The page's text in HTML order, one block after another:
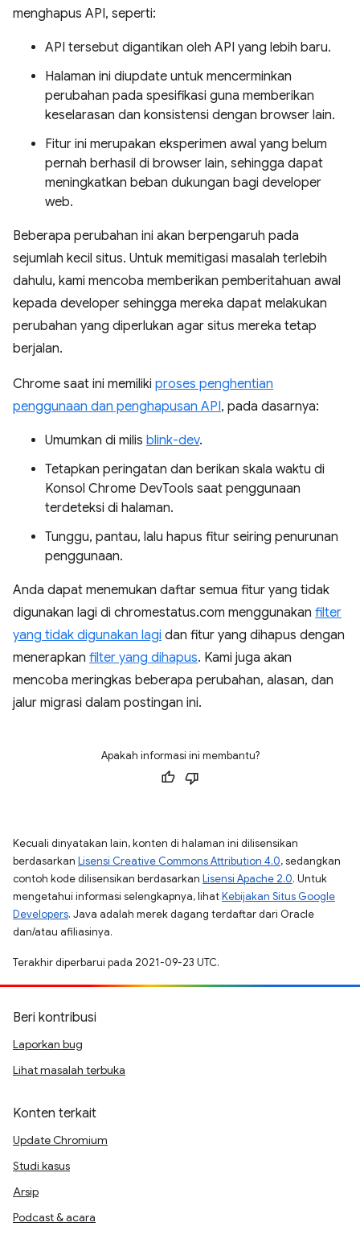
menghapus API, seperti:
API tersebut digantikan oleh API yang lebih baru.
Halaman ini diupdate untuk mencerminkan
perubahan pada spesifikasi guna memberikan
keselarasan dan konsistensi dengan browser lain.
Fitur ini merupakan eksperimen awal yang belum
pernah berhasil di browser lain, sehingga dapat
meningkatkan beban dukungan bagi developer
web.
Beberapa perubahan ini akan berpengaruh pada
sejumlah kecil situs. Untuk memitigasi masalah terlebih
dahulu, kami mencoba memberikan pemberitahuan awal
kepada developer sehingga mereka dapat melakukan
perubahan yang diperlukan agar situs mereka tetap
berjalan.
Chrome saat ini memiliki proses penghentian
penggunaan dan penghapusan API, pada dasarnya:
Umumkan di milis blink-dev.
Tetapkan peringatan dan berikan skala waktu di
Konsol Chrome DevTools saat penggunaan
terdeteksi di halaman.
Tunggu, pantau, lalu hapus fitur seiring penurunan
penggunaan.
Anda dapat menemukan daftar semua fitur yang tidak
digunakan lagi di chromestatus.com menggunakan filter
yang tidak digunakan lagi dan fitur yang dihapus dengan
menerapkan filter yang dihapus. Kami juga akan
mencoba meringkas beberapa perubahan, alasan, dan
jalur migrasi dalam postingan ini.
Apakah informasi ini membantu?
Kecuali dinyatakan lain, konten di halaman ini dilisensikan
berdasarkan Lisensi Creative Commons Attribution 4.0, sedangkan
contoh kode dilisensikan berdasarkan Lisensi Apache 2.0. Untuk
mengetahui informasi selengkapnya, lihatKebijakan Situs Google
Developers. Java adalah merek dagang terdaftar dari Oracle
dan/atau afiliasinya.
Terakhir diperbarui pada 2021-09-23 UTC.
Beri kontribusi
Laporkan bug
Lihat masalah terbuka
Konten terkait
Update Chromium
Studi kasus
Arsip
Podcast & acara